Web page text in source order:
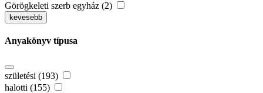
Görögkeleti szerb egyház (2)
kevesebb
Anyakönyv típusa
születési (193)
halotti (155)